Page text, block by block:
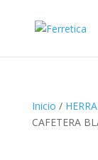
Inicio /
CAFETERA